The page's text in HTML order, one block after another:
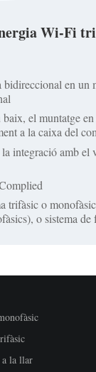
Wi-Fi
en un
el muntatge
a la caixa del
integració amb el
trifàsic o
o sistema de
la llar